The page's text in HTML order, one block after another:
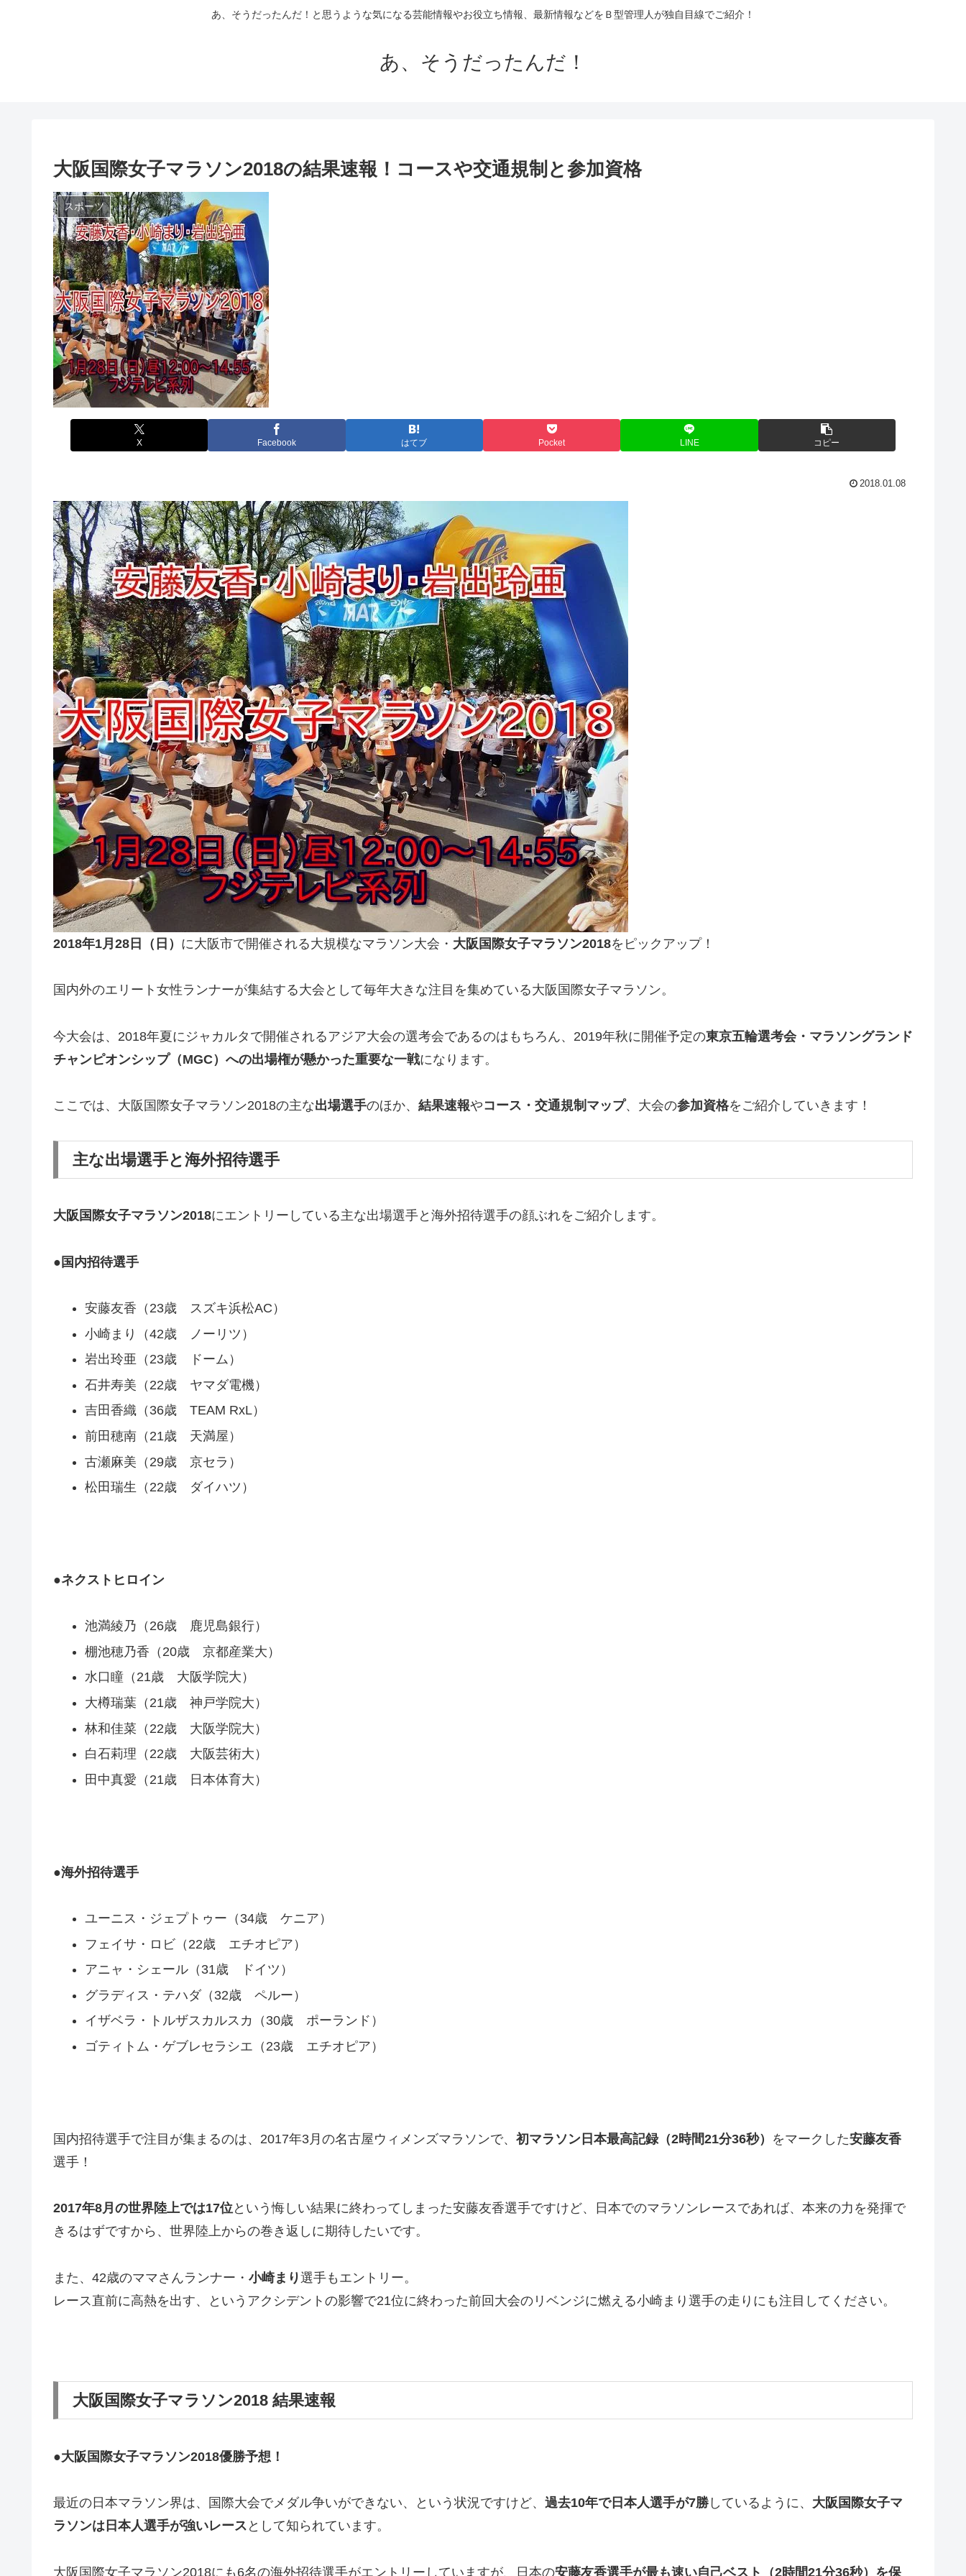
あ、そうだったんだ！と思うような気になる芸能情報やお役立ち情報、最新情報などをＢ型管理人が独自目線でご紹介！
あ、そうだったんだ！
大阪国際女子マラソン2018の結果速報！コースや交通規制と参加資格
スポーツ
X Facebook はてブ Pocket LINE コピー
2018.01.08
2018年1月28日（日） に大阪市で開催される大規模なマラソン大会・ 大阪国際女子マラソン2018をピックアップ！
国内外のエリート女性ランナーが集結する大会として毎年大きな注目を集めている大阪国際女子マラソン。
今大会は、2018年夏にジャカルタで開催されるアジア大会の選考会であるのはもちろん、2019年秋に開催予定の東京五輪選考会・マラソングランド
チャンピオンシップ（MGC）への出場権が懸かった重要な一戦になります。
ここでは、大阪国際女子マラソン2018の主な出場選手のほか、 結果速報やコース・交通規制マップ、大会の参加資格をご紹介していきます！
主な出場選手と海外招待選手
大阪国際女子マラソン2018にエントリーしている主な出場選手と海外招待選手の顔ぶれをご紹介します。
●国内招待選手
安藤友香（23歳 スズキ浜松AC）
小崎まり（42歳 ノーリツ）
岩出玲亜（23歳 ドーム）
石井寿美（22歳 ヤマダ電機）
吉田香織（36歳 TEAM RxL）
前田穂南（21歳 天満屋）
古瀬麻美（29歳 京セラ）
松田瑞生（22歳 ダイハツ）
●ネクストヒロイン
池満綾乃（26歳 鹿児島銀行）
棚池穂乃香（20歳 京都産業大）
水口瞳（21歳 大阪学院大）
大樽瑞葉（21歳 神戸学院大）
林和佳菜（22歳 大阪学院大）
白石莉理（22歳 大阪芸術大）
田中真愛（21歳 日本体育大）
●海外招待選手
ユーニス・ジェプトゥー（34歳 ケニア）
フェイサ・ロビ（22歳 エチオピア）
アニャ・シェール（31歳 ドイツ）
グラディス・テハダ（32歳 ペルー）
イザベラ・トルザスカルスカ（30歳 ポーランド）
ゴティトム・ゲブレセラシエ（23歳 エチオピア）
国内招待選手で注目が集まるのは、2017年3月の名古屋ウィメンズマラソンで、 初マラソン日本最高記録（2時間21分36秒） をマークした安藤友香
選手！
2017年8月の世界陸上では17位という悔しい結果に終わってしまった安藤友香選手ですけど、日本でのマラソンレースであれば、本来の力を発揮で
きるはずですから、世界陸上からの巻き返しに期待したいです。
また、42歳のママさんランナー・ 小崎まり選手もエントリー。
レース直前に高熱を出す、というアクシデントの影響で21位に終わった前回大会のリベンジに燃える小崎まり選手の走りにも注目してください。
大阪国際女子マラソン2018 結果速報
●大阪国際女子マラソン2018優勝予想！
最近の日本マラソン界は、国際大会でメダル争いができない、という状況ですけど、 過去10年で日本人選手が7勝 しているように、 大阪国際女子マ
ラソンは日本人選手が強いレース として知られています。
大阪国際女子マラソン2018にも6名の海外招待選手がエントリーしていますが、日本の安藤友香選手が最も速い自己ベスト（2時間21分36秒）を保